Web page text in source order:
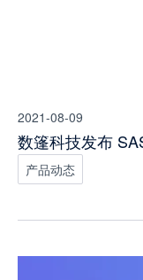
2021-08-09
数篷科技发布
产品动态